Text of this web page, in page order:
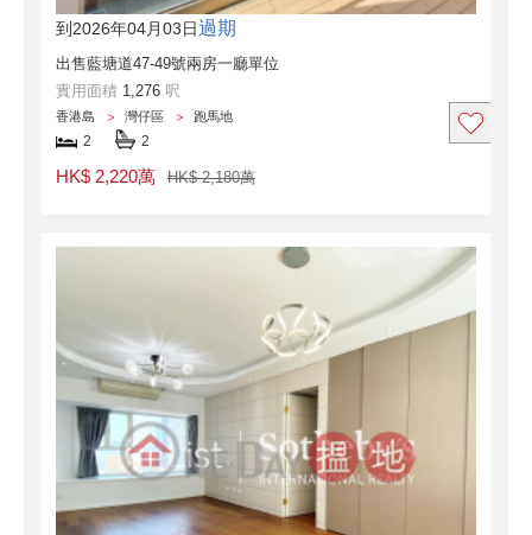
到2026年04月03日過期
出售藍塘道47-49號兩房一廳單位
實用面積 1,276 呎
香港島 灣仔區 跑馬地
2 2
HK$ 2,220萬 HK$ 2,180萬